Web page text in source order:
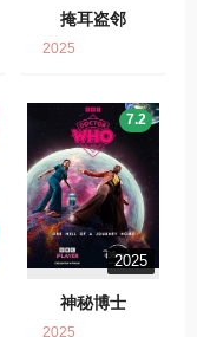
掩耳盗邻
2025
2025
神秘博士
7.2
2025